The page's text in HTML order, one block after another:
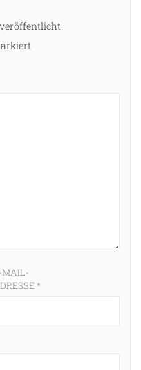
MAIL-
*